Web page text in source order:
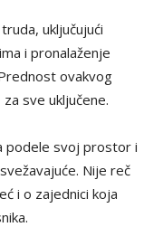
uključujući
i pronalaženje
ovakvog
sve uključene.
podele svoj prostor i
Nije reč
i o zajednici koja